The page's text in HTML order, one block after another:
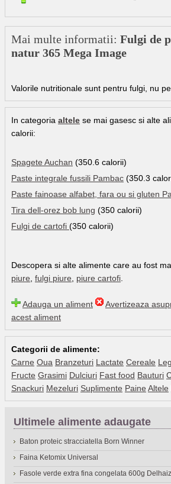
Mai multe informatii: Fulgi de
natur 365 Mega Image
Valorile nutritionale sunt pentru fulgi, nu
In categoria altele se mai gasesc si alte
calorii:
Spagete Auchan (350.6 calorii)
Paste integrale fussili Pambac (350.3
Paste fainoase alfabet, fara ou si gluten
Tira dell-orez bob lung (350 calorii)
Fulgi de cartofi (350 calorii)
Descopera si alte alimente care au fost
piure fulgi piure piure cartofi
Adauga un aliment
Avertizeaza
acest aliment
Categorii de alimente:
Carne Oua Branzeturi Lactate Cereale
Fructe Grasimi Dulciuri Fast food Bauturi
Snackuri Mezeluri Suplimente Paine Altele
Ultimele alimente adaugate
Baton proteic stracciatella Born Winner
Faina Ketomix Universal
Fasole verde extra fina congelata 600g